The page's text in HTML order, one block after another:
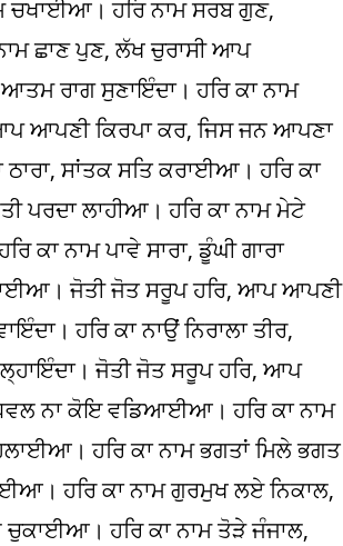
ਚਖਾਈਆ। ਹਰਿ ਨਾਮ ਸਰਬ ਗੁਣ,
ਛਾਣ ਪੁਣ, ਲੱਖ ਚੁਰਾਸੀ ਆਪ
ਰਾਗ ਸੁਣਾਇੰਦਾ। ਹਰਿ ਕਾ ਨਾਮ
ਆਪਣੀ ਕਿਰਪਾ ਕਰ, ਜਿਸ ਜਨ ਆਪਣਾ
ਠਾਰਾ, ਸਾਂਤਕ ਸਤਿ ਕਰਾਈਆ। ਹਰਿ ਕਾ
ਪਰਦਾ ਲਾਹੀਆ। ਹਰਿ ਕਾ ਨਾਮ ਮੇਟੇ
ਨਾਮ ਪਾਵੇ ਸਾਰਾ, ਡੂੰਘੀ ਗਾਰਾ
ਜੋਤੀ ਜੋਤ ਸਰੂਪ ਹਰਿ, ਆਪ ਆਪਣੀ
ਹਰਿ ਕਾ ਨਾਉਂ ਨਿਰਾਲਾ ਤੀਰ,
ਜੋਤੀ ਜੋਤ ਸਰੂਪ ਹਰਿ, ਆਪ
ਨਾ ਕੋਇ ਵਡਿਆਈਆ। ਹਰਿ ਕਾ ਨਾਮ
ਹਰਿ ਕਾ ਨਾਮ ਭਗਤਾਂ ਮਿਲੇ ਭਗਤ
ਹਰਿ ਕਾ ਨਾਮ ਗੁਰਮੁਖ ਲਏ ਨਿਕਾਲ,
ਹਰਿ ਕਾ ਨਾਮ ਤੋੜੇ ਜੰਜਾਲ,